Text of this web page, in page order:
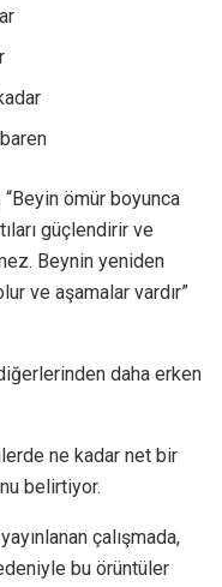
ömür boyunca
güçlendirir ve
Beynin yeniden
ve aşamalar vardır”
daha erken
ne kadar net bir
belirtiyor.
çalışmada,
bu örüntüler